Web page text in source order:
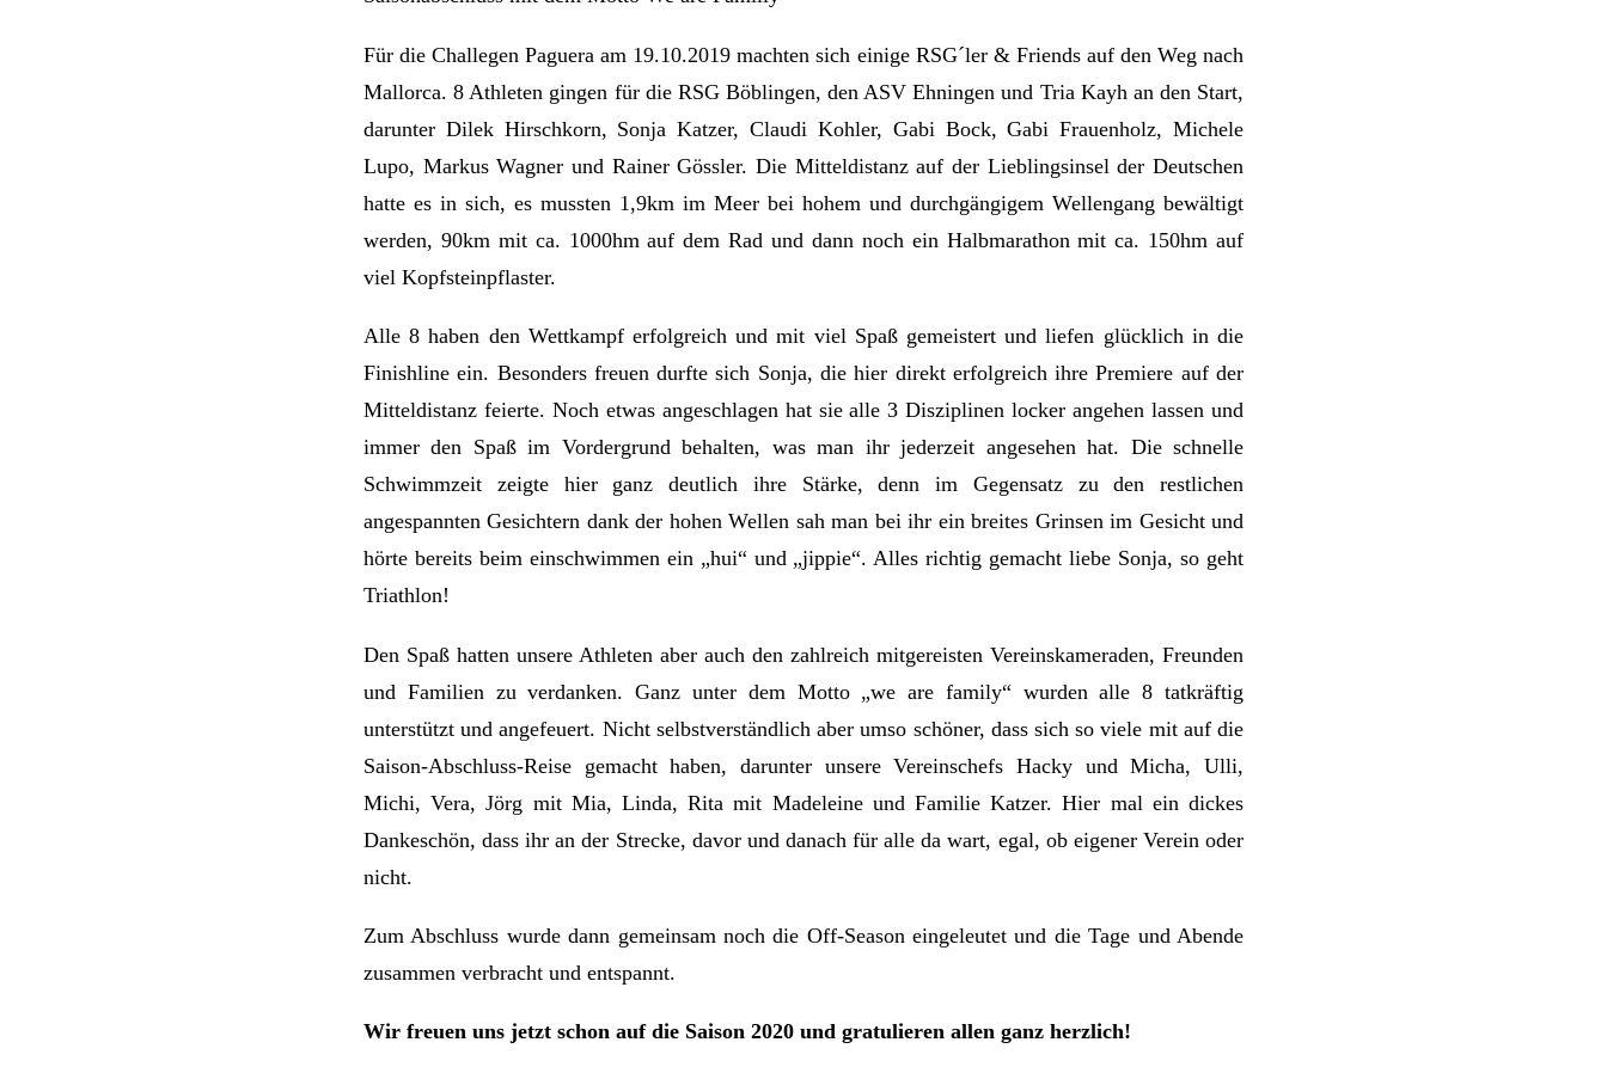
Für die Challegen Paguera am 19.10.2019 machten sich einige RSG´ler & Friends auf den Weg nach
Mallorca. 8 Athleten gingen für die RSG Böblingen, den ASV Ehningen und Tria Kayh an den Start,
darunter Dilek Hirschkorn, Sonja Katzer, Claudi Kohler, Gabi Bock, Gabi Frauenholz, Michele
Lupo, Markus Wagner und Rainer Gössler. Die Mitteldistanz auf der Lieblingsinsel der Deutschen
hatte es in sich, es mussten 1,9km im Meer bei hohem und durchgängigem Wellengang bewältigt
werden, 90km mit ca. 1000hm auf dem Rad und dann noch ein Halbmarathon mit ca. 150hm auf
viel Kopfsteinpflaster.
Alle 8 haben den Wettkampf erfolgreich und mit viel Spaß gemeistert und liefen glücklich in die
Finishline ein. Besonders freuen durfte sich Sonja, die hier direkt erfolgreich ihre Premiere auf der
Mitteldistanz feierte. Noch etwas angeschlagen hat sie alle 3 Disziplinen locker angehen lassen und
immer den Spaß im Vordergrund behalten, was man ihr jederzeit angesehen hat. Die schnelle
Schwimmzeit zeigte hier ganz deutlich ihre Stärke, denn im Gegensatz zu den restlichen
angespannten Gesichtern dank der hohen Wellen sah man bei ihr ein breites Grinsen im Gesicht und
hörte bereits beim einschwimmen ein „hui“ und „jippie“. Alles richtig gemacht liebe Sonja, so geht
Triathlon!
Den Spaß hatten unsere Athleten aber auch den zahlreich mitgereisten Vereinskameraden, Freunden
und Familien zu verdanken. Ganz unter dem Motto „we are family“ wurden alle 8 tatkräftig
unterstützt und angefeuert. Nicht selbstverständlich aber umso schöner, dass sich so viele mit auf die
Saison-Abschluss-Reise gemacht haben, darunter unsere Vereinschefs Hacky und Micha, Ulli,
Michi, Vera, Jörg mit Mia, Linda, Rita mit Madeleine und Familie Katzer. Hier mal ein dickes
Dankeschön, dass ihr an der Strecke, davor und danach für alle da wart, egal, ob eigener Verein oder
nicht.
Zum Abschluss wurde dann gemeinsam noch die Off-Season eingeleutet und die Tage und Abende
zusammen verbracht und entspannt.
Wir freuen uns jetzt schon auf die Saison 2020 und gratulieren allen ganz herzlich!